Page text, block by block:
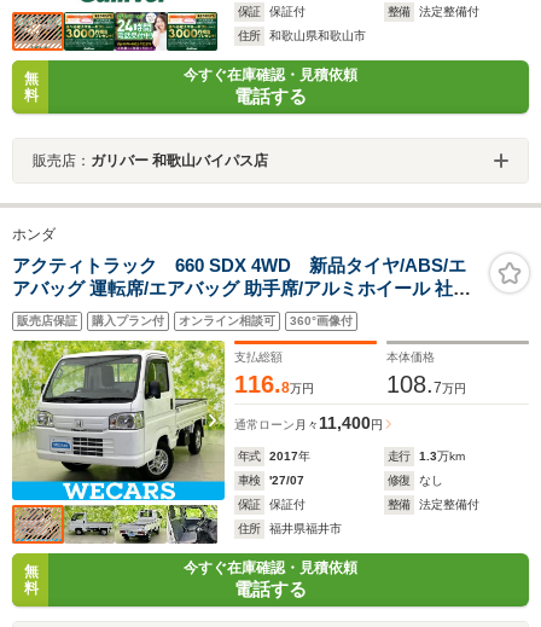
保証
保証付 整備
法定整備付
住所
和歌山県和歌山市
無
料
今すぐ在庫確認・見積依頼
電話する
販売店： ガリバー 和歌山バイパス店
ホンダ
アクティトラック 660 SDX 4WD 新品タイヤ/ABS/エ
アバッグ 運転席/エアバッグ 助手席/アルミホイール 社外
12インチ/キーレスエントリー/パワーステアリング/ワンオ
ーナー/マニュアルエアコン/取扱説明書
販売店保証 購入プラン付 オンライン相談可 360°画像付
支払総額
116.8万円
本体価格
108.7万円
通常ローン 月々 11,400円
年式 2017年 走行 1.3万km
車検
'27/07 修復
なし
保証
保証付 整備
法定整備付
住所
福井県福井市
無
料
今すぐ在庫確認・見積依頼
電話する